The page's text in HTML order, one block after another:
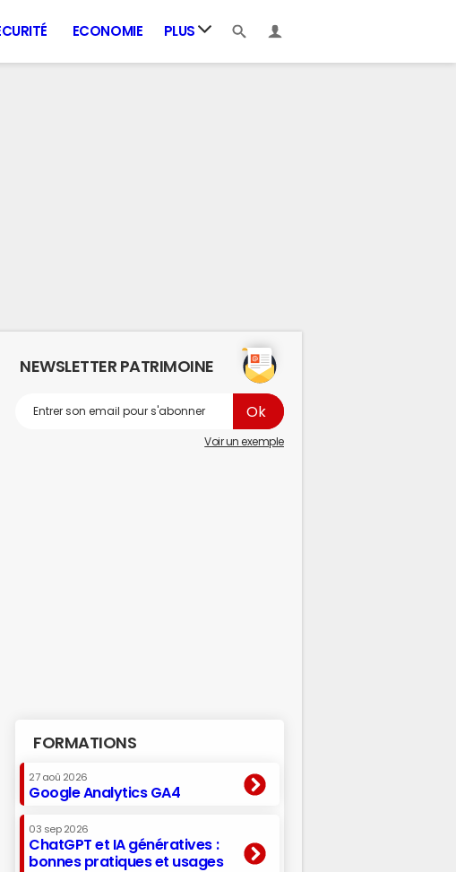
ECONOMIE PLUS
NEWSLETTER PATRIMOINE
Voir un exemple
FORMATIONS
27 aoû 2026
Google Analytics GA4
03 sep 2026
ChatGPT et IA génératives :
bonnes pratiques et usages